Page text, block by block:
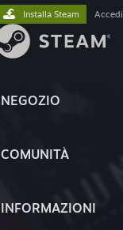
NEGOZIO
COMUNITÀ
INFORMAZIONI
Installa Steam Accedi